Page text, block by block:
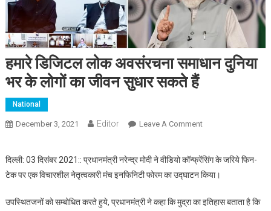
हमारे डिजिटल लोक अवसंरचना समाधान दुनिया
भर के लोगों का जीवन सुधार सकते हैं
National
December 3, 2021 Editor Leave A CommentOn हमारे डिजिटल लोक
जीवन सुधार सकते हैं
दिल्ली: 03 दिसंबर 2021:: प्रधानमंत्री नरेन्द्र मोदी ने वीडियो कॉन्फ्रेंसिंग के जरिये फिन-
टेक पर एक विचारशील नेतृत्वकारी मंच इनफिनिटी फोरम का उद्घाटन किया।
उपस्थितजनों को सम्बोधित करते हुये, प्रधानमंत्री ने कहा कि मुद्रा का इतिहास बताता है कि